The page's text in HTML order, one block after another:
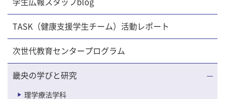
学生広報スタッフblog
TASK（健康支援学生チーム）活動レポート
次世代教育センタープログラム
畿央の学びと研究
理学療法学科